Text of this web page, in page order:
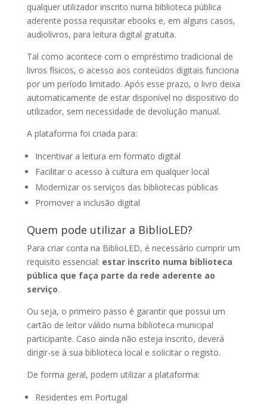
qualquer utilizador inscrito numa biblioteca pública
aderente possa requisitar ebooks e, em alguns casos,
audiolivros, para leitura digital gratuita.
Tal como acontece com o empréstimo tradicional de
livros físicos, o acesso aos conteúdos digitais funciona
por um período limitado. Após esse prazo, o livro deixa
automaticamente de estar disponível no dispositivo do
utilizador, sem necessidade de devolução manual.
A plataforma foi criada para:
Incentivar a leitura em formato digital
Facilitar o acesso à cultura em qualquer local
Modernizar os serviços das bibliotecas públicas
Promover a inclusão digital
Quem pode utilizar a BiblioLED?
Para criar conta na BiblioLED, é necessário cumprir um
requisito essencial: estar inscrito numa biblioteca
pública que faça parte da rede aderente ao
serviço.
Ou seja, o primeiro passo é garantir que possui um
cartão de leitor válido numa biblioteca municipal
participante. Caso ainda não esteja inscrito, deverá
dirigir-se à sua biblioteca local e solicitar o registo.
De forma geral, podem utilizar a plataforma:
Residentes em Portugal